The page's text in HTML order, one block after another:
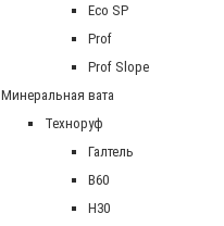
Eco SP
Prof
Prof Slope
Минеральная вата
Техноруф
Галтель
В60
Н30